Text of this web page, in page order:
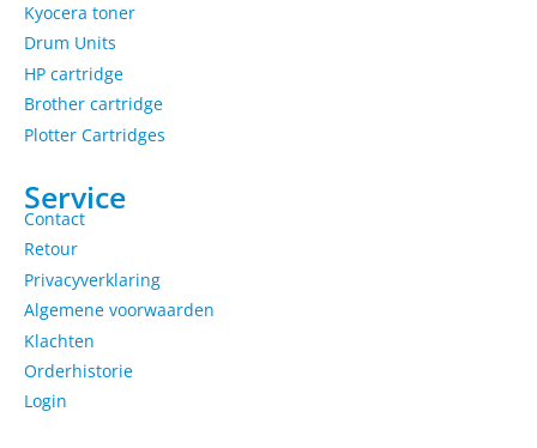
Kyocera toner
Drum Units
HP cartridge
Brother cartridge
Plotter Cartridges
Service
Contact
Retour
Privacyverklaring
Algemene voorwaarden
Klachten
Orderhistorie
Login